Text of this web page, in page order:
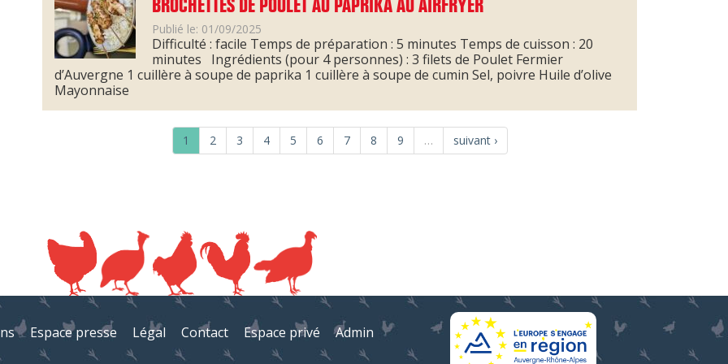
BROCHETTES DE POULET AU PAPRIKA AU AIRFRYER
Publié le: 01/09/2025
Difficulté : facile Temps de préparation : 5 minutes Temps de cuisson : 20
minutes Ingrédients (pour 4 personnes) : 3 filets de Poulet Fermier
d’Auvergne 1 cuillère à soupe de paprika 1 cuillère à soupe de cumin Sel, poivre Huile d’olive
Mayonnaise
1 2 3 4 5 6 7 8 9 … suivant ›
Espace presse Légal Contact Espace privé Admin